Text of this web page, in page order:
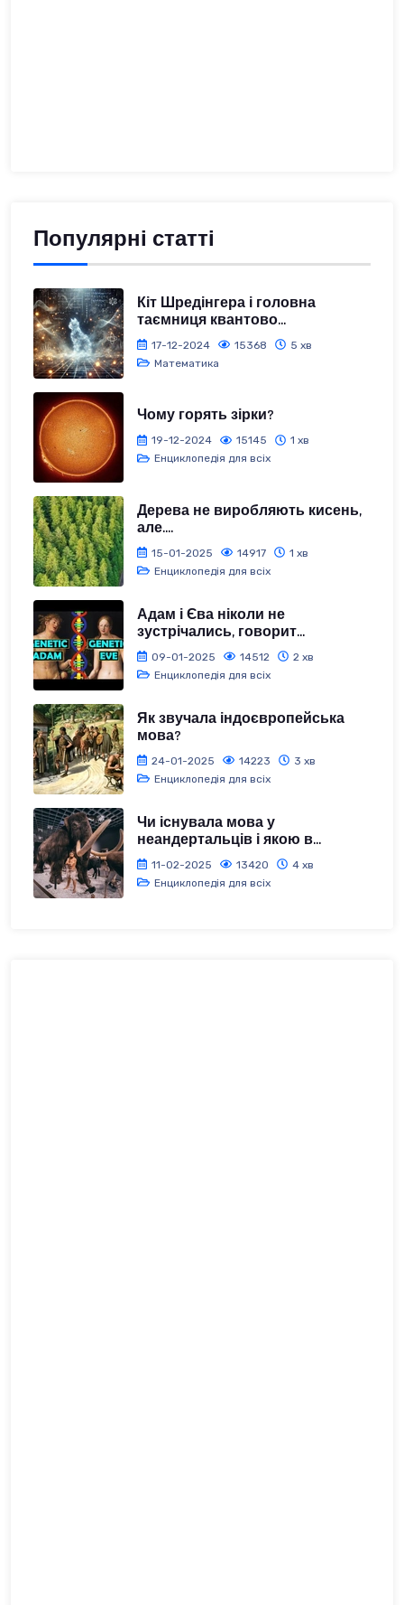
Популярні статті
Кіт Шредінгера і головна
таємниця квантово...
17-12-2024 15368
5 хв
Математика
Чому горять зірки?
19-12-2024 15145
1 хв
Енциклопедія для всіх
Дерева не виробляють кисень,
але....
15-01-2025 14917
1 хв
Енциклопедія для всіх
Адам і Єва ніколи не
зустрічались, говорит...
09-01-2025 14512
2 хв
Енциклопедія для всіх
Як звучала індоєвропейська
мова?
24-01-2025 14223
3 хв
Енциклопедія для всіх
Чи існувала мова у
неандертальців і якою в...
11-02-2025 13420
4 хв
Енциклопедія для всіх